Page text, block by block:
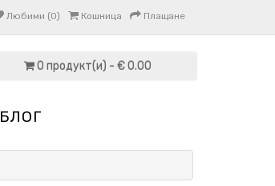
Любими (0) Кошница Плащане
0 продукт(и) - € 0.00
БЛОГ